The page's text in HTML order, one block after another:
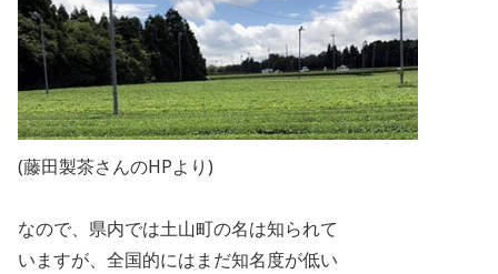
(藤田製茶さんのHPより)
なので、県内では土山町の名は知られて
いますが、全国的にはまだ知名度が低い